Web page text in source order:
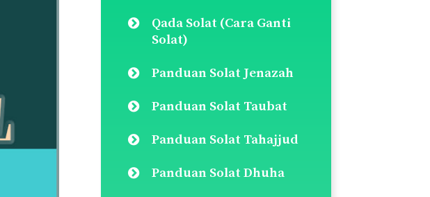
Qada Solat (Cara Ganti
Solat)
Panduan Solat Jenazah
Panduan Solat Taubat
Panduan Solat Tahajjud
Panduan Solat Dhuha